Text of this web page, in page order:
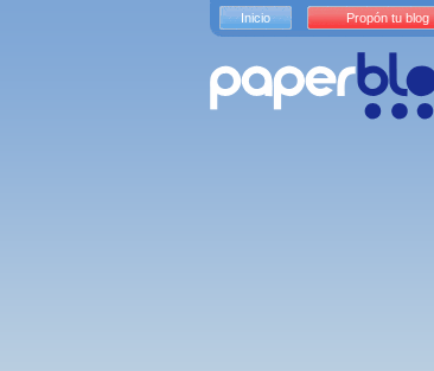
Inicio Propón tu blog